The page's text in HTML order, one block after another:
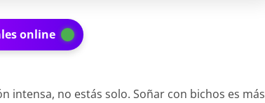
online
intensa, no estás solo. Soñar con bichos es más